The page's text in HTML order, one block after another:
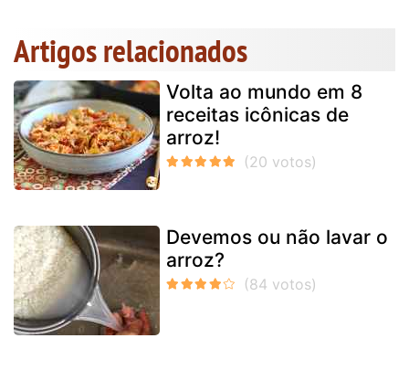
Artigos relacionados
Volta ao mundo em 8
receitas icônicas de
arroz!
Devemos ou não lavar o
arroz?